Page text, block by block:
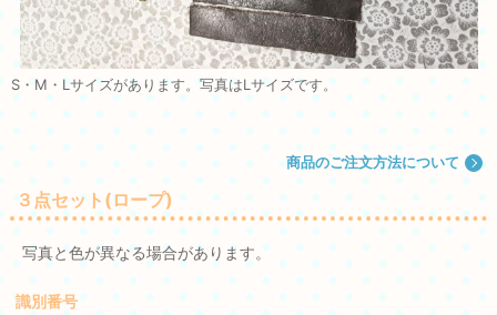
S・M・Lサイズがあります。写真はLサイズです。
商品のご注文方法について
３点セット(ロープ)
写真と色が異なる場合があります。
識別番号